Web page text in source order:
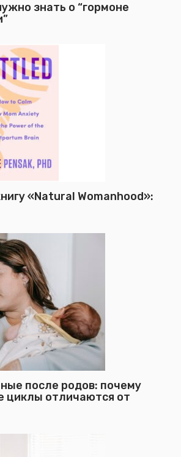
знать о “гормоне
«Natural Womanhood»:
после родов: почему
циклы отличаются от